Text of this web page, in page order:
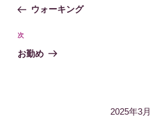
ナ
ビ
ゲ
去
投
稿
ウォーキング
次
の
次
お勤め
2025年3月